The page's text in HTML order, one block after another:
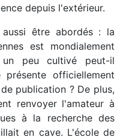
depuis l'extérieur.
aussi être abordés : la
est mondialement
peu cultivé peut-il
officiellement
publication ? De plus,
renvoyer l'amateur à
à la recherche des
en cave. L'école de